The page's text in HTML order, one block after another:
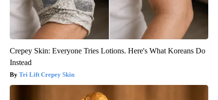
Crepey Skin: Everyone Tries Lotions. Here's What Koreans Do
Instead
Tri Lift Crepey Skin